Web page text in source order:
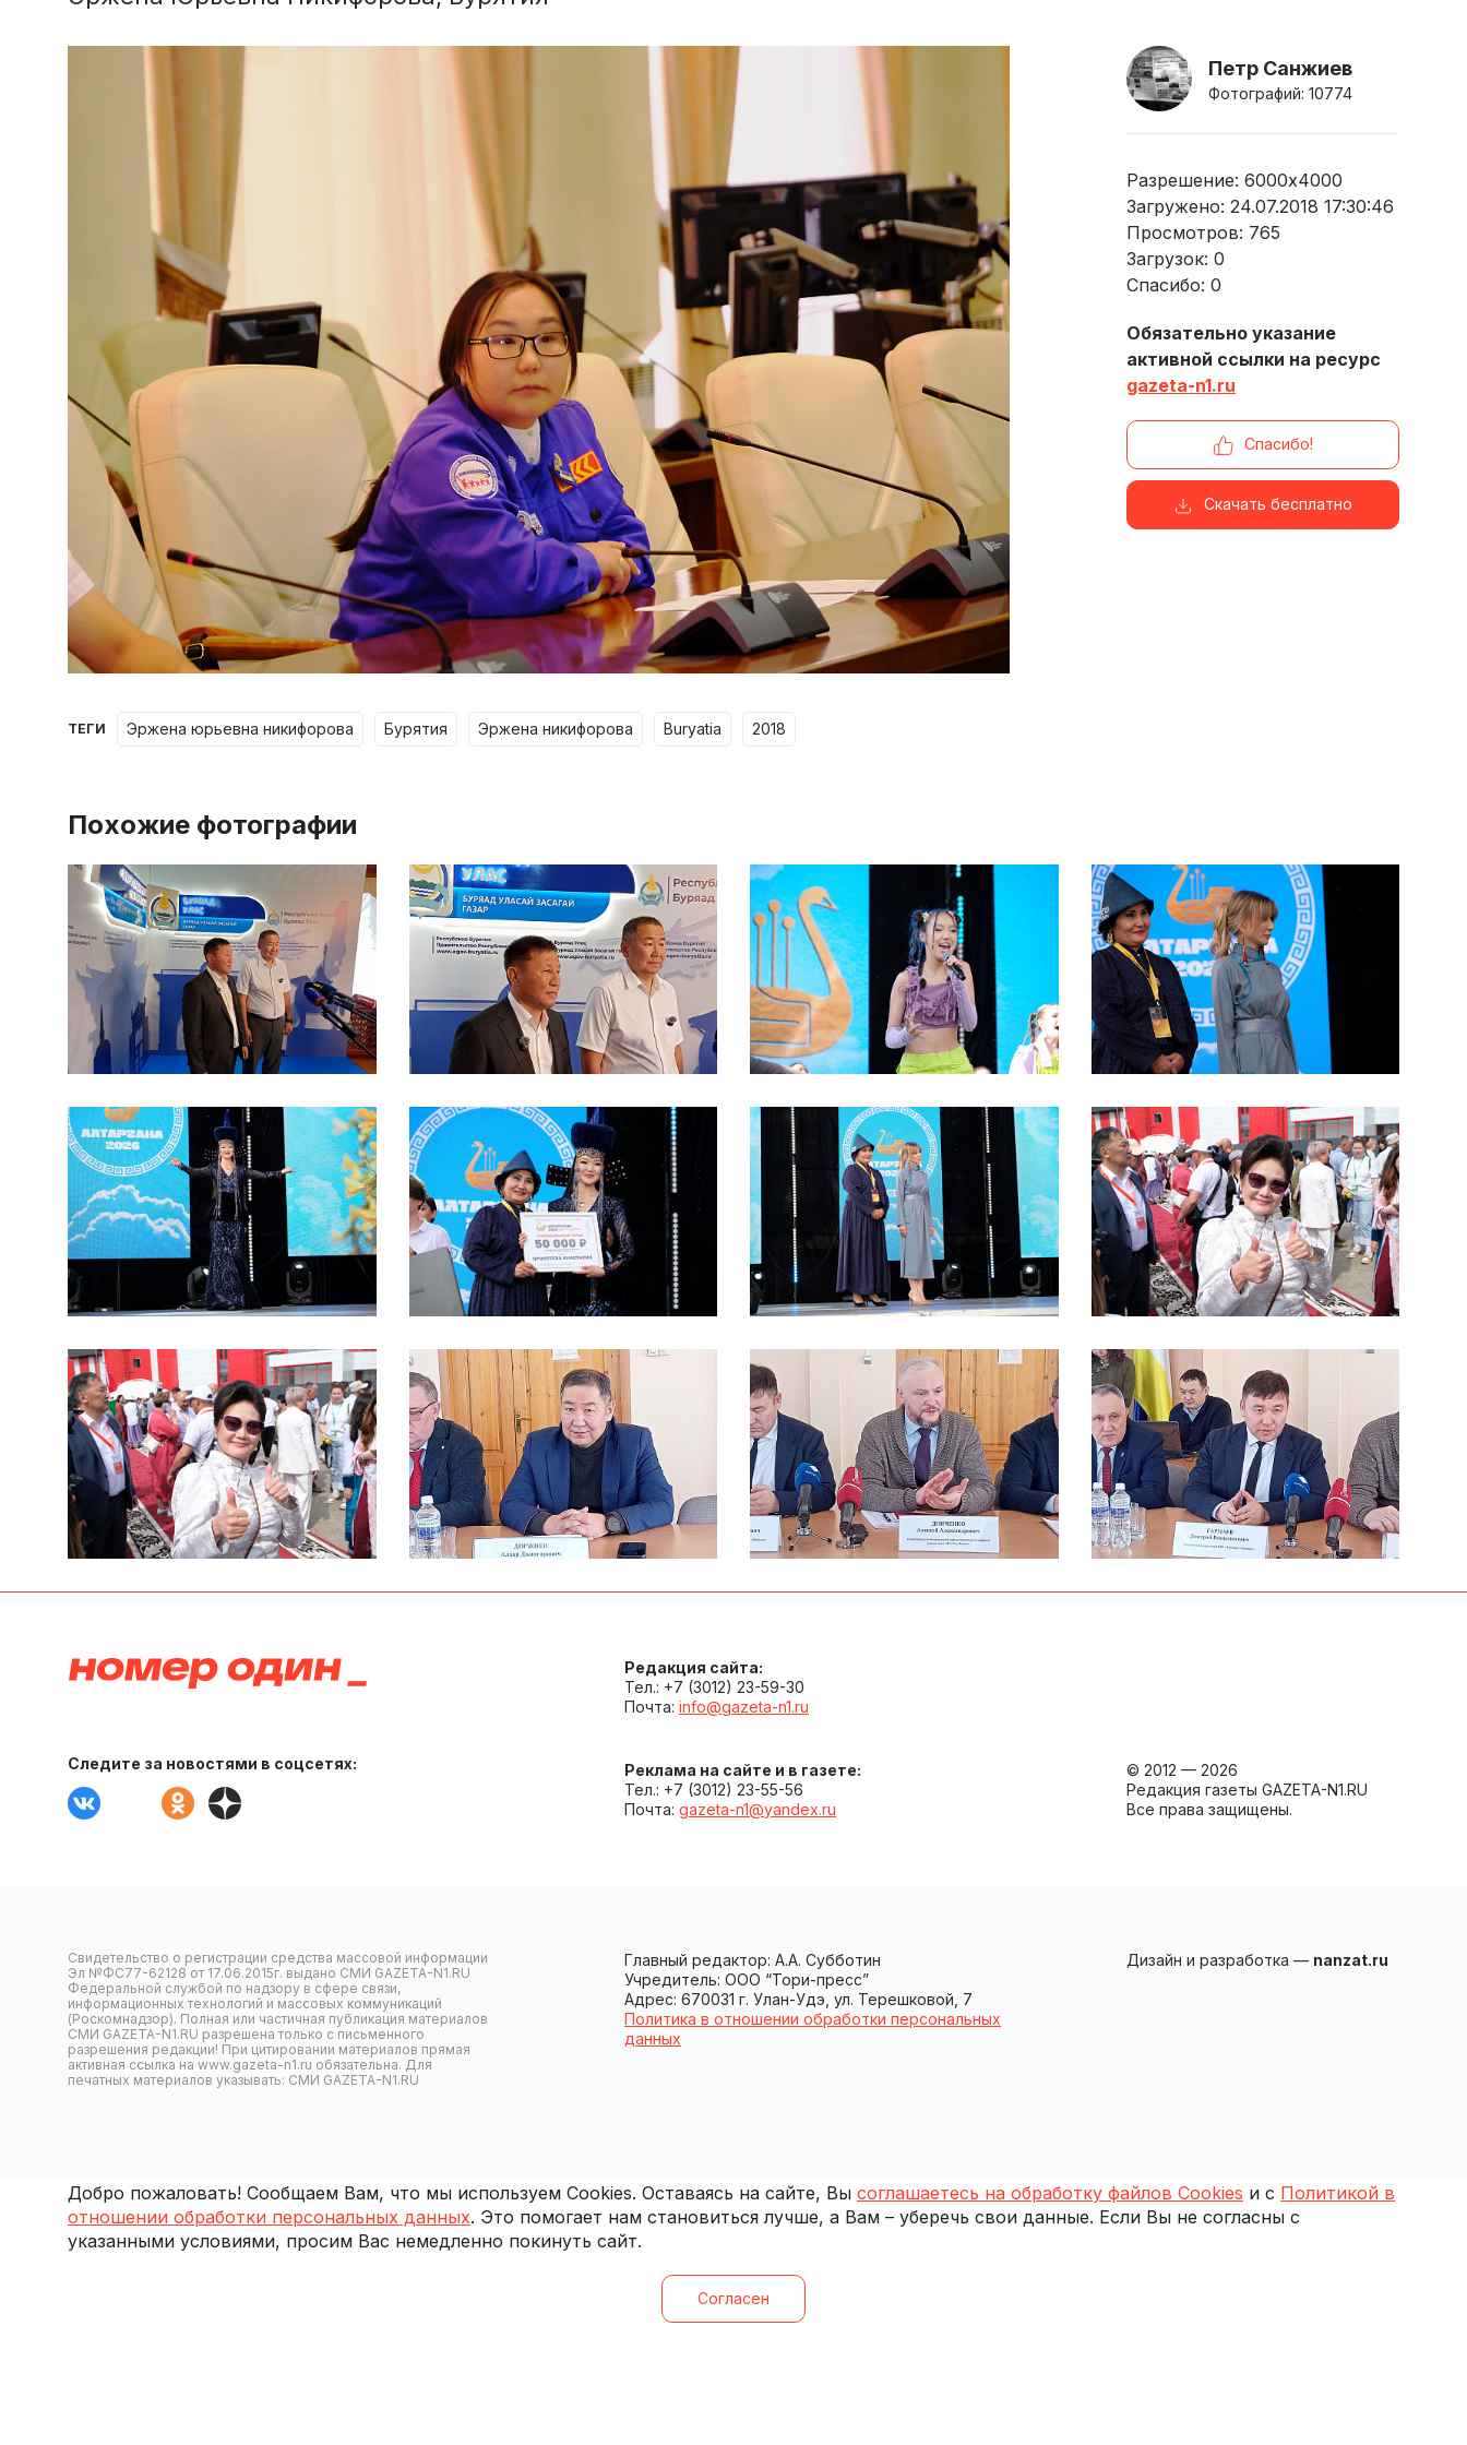
ТЕГИ эржена юрьевна никифорова бурятия эржена никифорова buryatia 2018
Петр Санжиев
Фотографий: 10774
Разрешение: 6000x4000
Загружено: 24.07.2018 17:30:46
Просмотров: 765
Загрузок: 0
Спасибо: 0
Обязательно указание
активной ссылки на ресурс
gazeta-n1.ru
Спасибо!
Скачать бесплатно
Похожие фотографии
Следите за новостями в соцсетях:
Редакция сайта:
Тел.: +7 (3012) 23-59-30
Почта: info@gazeta-n1.ru
Реклама на сайте и в газете:
Тел.: +7 (3012) 23-55-56
Почта: gazeta-n1@yandex.ru
© 2012 — 2026
Редакция газеты GAZETA-N1.RU
Все права защищены.
Свидетельство о регистрации средства массовой информации
Эл №ФС77-62128 от 17.06.2015г. выдано СМИ GAZETA-N1.RU
Федеральной службой по надзору в сфере связи,
информационных технологий и массовых коммуникаций
(Роскомнадзор). Полная или частичная публикация материалов
СМИ GAZETA-N1.RU разрешена только с письменного
разрешения редакции! При цитировании материалов прямая
активная ссылка на www.gazeta-n1.ru обязательна. Для
печатных материалов указывать: СМИ GAZETA-N1.RU
Главный редактор: А.А. Субботин
Учредитель: ООО “Тори-пресс”
Адрес: 670031 г. Улан-Удэ, ул. Терешковой, 7
Политика в отношении обработки персональных
данных
Дизайн и разработка — nanzat.ru
Добро пожаловать! Сообщаем Вам, что мы используем Cookies. Оставаясь на сайте, Вы соглашаетесь на обработку файлов Cookies и с Политикой в
отношении обработки персональных данных. Это помогает нам становиться лучше, а Вам – уберечь свои данные. Если Вы не согласны с
указанными условиями, просим Вас немедленно покинуть сайт.
Согласен